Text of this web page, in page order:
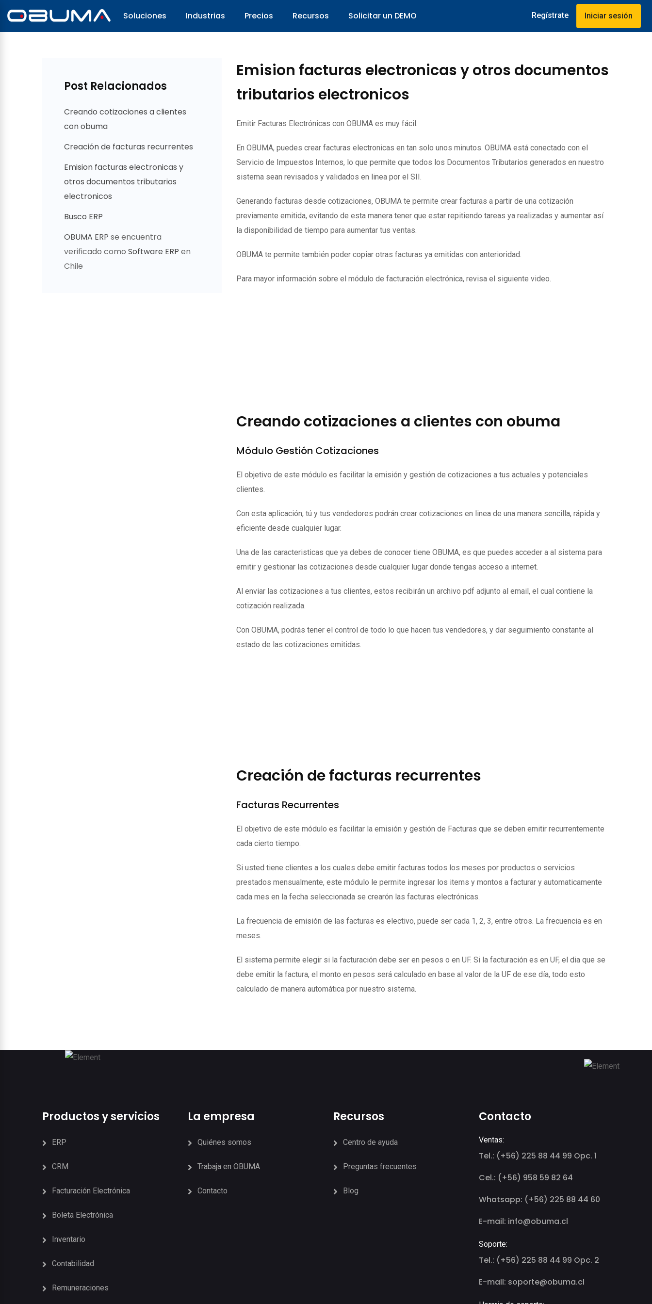
Soluciones Industrias Precios Recursos Solicitar un DEMO Regístrate Iniciar sesión
Emision facturas electronicas y otros documentos
tributarios electronicos
Emitir Facturas Electrónicas con OBUMA es muy fácil.
En OBUMA, puedes crear facturas electronicas en tan solo unos minutos. OBUMA está conectado con el
Servicio de Impuestos Internos, lo que permite que todos los Documentos Tributarios generados en nuestro
sistema sean revisados y validados en linea por el SII.
Generando facturas desde cotizaciones, OBUMA te permite crear facturas a partir de una cotización
previamente emitida, evitando de esta manera tener que estar repitiendo tareas ya realizadas y aumentar así
la disponibilidad de tiempo para aumentar tus ventas.
OBUMA te permite también poder copiar otras facturas ya emitidas con anterioridad.
Para mayor información sobre el módulo de facturación electrónica, revisa el siguiente video.
Post Relacionados
Creando cotizaciones a clientes
con obuma
Creación de facturas recurrentes
Emision facturas electronicas y
otros documentos tributarios
electronicos
Busco ERP
OBUMA ERP se encuentra
verificado como Software ERP en
Chile
Creando cotizaciones a clientes con obuma
Módulo Gestión Cotizaciones
El objetivo de este módulo es facilitar la emisión y gestión de cotizaciones a tus actuales y potenciales
clientes.
Con esta aplicación, tú y tus vendedores podrán crear cotizaciones en linea de una manera sencilla, rápida y
eficiente desde cualquier lugar.
Una de las caracteristicas que ya debes de conocer tiene OBUMA, es que puedes acceder a al sistema para
emitir y gestionar las cotizaciones desde cualquier lugar donde tengas acceso a internet.
Al enviar las cotizaciones a tus clientes, estos recibirán un archivo pdf adjunto al email, el cual contiene la
cotización realizada.
Con OBUMA, podrás tener el control de todo lo que hacen tus vendedores, y dar seguimiento constante al
estado de las cotizaciones emitidas.
Creación de facturas recurrentes
Facturas Recurrentes
El objetivo de este módulo es facilitar la emisión y gestión de Facturas que se deben emitir recurrentemente
cada cierto tiempo.
Si usted tiene clientes a los cuales debe emitir facturas todos los meses por productos o servicios
prestados mensualmente, este módulo le permite ingresar los items y montos a facturar y automaticamente
cada mes en la fecha seleccionada se crearón las facturas electrónicas.
La frecuencia de emisión de las facturas es electivo, puede ser cada 1, 2, 3, entre otros. La frecuencia es en
meses.
El sistema permite elegir si la facturación debe ser en pesos o en UF. Si la facturación es en UF, el dia que se
debe emitir la factura, el monto en pesos será calculado en base al valor de la UF de ese día, todo esto
calculado de manera automática por nuestro sistema.
Productos y servicios
ERP
CRM
Facturación Electrónica
Boleta Electrónica
Inventario
Contabilidad
Remuneraciones
La empresa
Quiénes somos
Trabaja en OBUMA
Contacto
Recursos
Centro de ayuda
Preguntas frecuentes
Blog
Contacto
Ventas:
Tel.: (+56) 225 88 44 99 Opc. 1
Cel.: (+56) 958 59 82 64
Whatsapp: (+56) 225 88 44 60
E-mail: info@obuma.cl
Soporte:
Tel.: (+56) 225 88 44 99 Opc. 2
E-mail: soporte@obuma.cl